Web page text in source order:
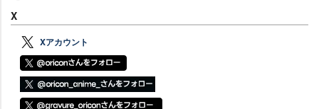
X
Xアカウント